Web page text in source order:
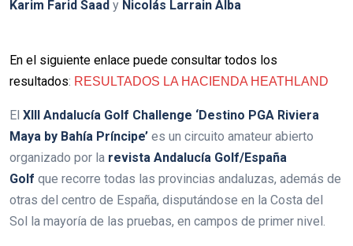
Karim Farid Saad y Nicolás Larrain Alba
En el siguiente enlace puede consultar todos los
resultados: RESULTADOS LA HACIENDA HEATHLAND
El XIII Andalucía Golf Challenge ‘Destino PGA Riviera
Maya by Bahía Príncipe’ es un circuito amateur abierto
organizado por la revista Andalucía Golf/España
Golf que recorre todas las provincias andaluzas, además de
otras del centro de España, disputándose en la Costa del
Sol la mayoría de las pruebas, en campos de primer nivel.